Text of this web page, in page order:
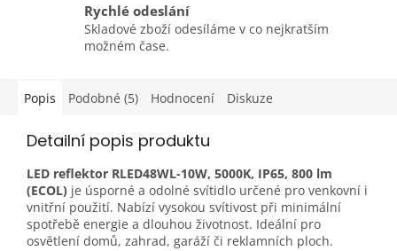
Rychlé odeslání
Skladové zboží odesíláme v co nejkratším
možném čase.
Popis Podobné (5) Hodnocení Diskuze
Detailní popis produktu
LED reflektor RLED48WL-10W, 5000K, IP65, 800 lm
(ECOL) je úsporné a odolné svítidlo určené pro venkovní i
vnitřní použití. Nabízí vysokou svítivost při minimální
spotřebě energie a dlouhou životnost. Ideální pro
osvětlení domů, zahrad, garáží či reklamních ploch.